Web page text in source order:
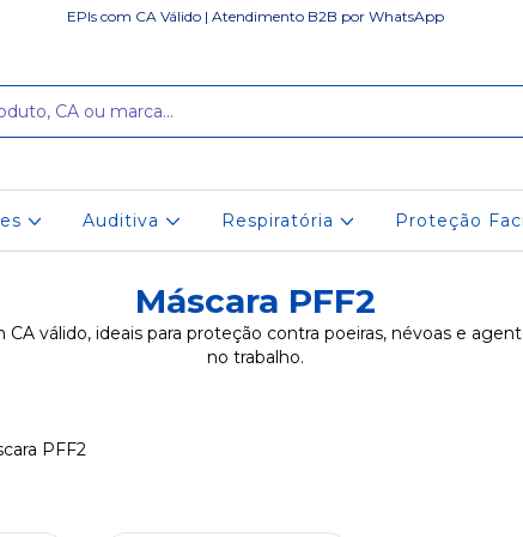
EPIs com CA Válido | Atendimento B2B por WhatsApp
Auditiva Respiratória Proteção
Máscara PFF2
CA válido, ideais para proteção contra poeiras, névoas e
no trabalho.
PFF2